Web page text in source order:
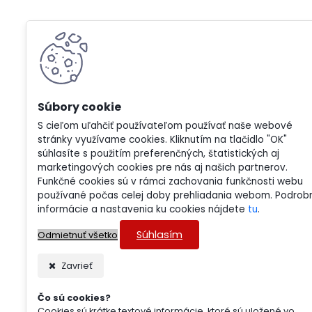
S cieľom uľahčiť používateľom používať naše webové
stránky využívame cookies. Kliknutím na tlačidlo "OK"
súhlasíte s použitím preferenčných, štatistických aj
marketingových cookies pre nás aj našich partnerov.
Funkčné cookies sú v rámci zachovania funkčnosti webu
používané počas celej doby prehliadania webom.
informácie a nastavenia ku cookies nájdete tu.
Odmietnuť všetko Súhlasím
Zavrieť
Čo sú cookies?